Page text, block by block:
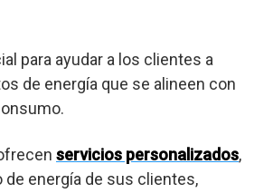
para ayudar a los clientes a
de energía que se alineen con
servicios personalizados,
de energía de sus clientes,